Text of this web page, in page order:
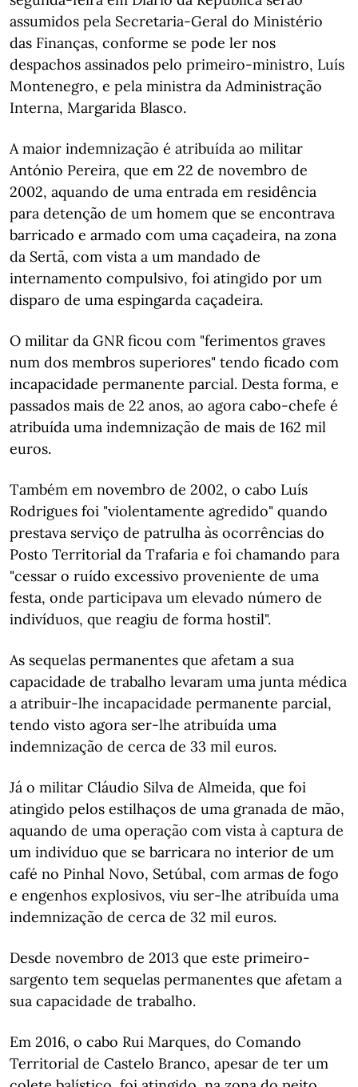
assumidos pela Secretaria-Geral do Ministério
das Finanças, conforme se pode ler nos
despachos assinados pelo primeiro-ministro, Luís
Montenegro, e pela ministra da Administração
Interna, Margarida Blasco.
A maior indemnização é atribuída ao militar
António Pereira, que em 22 de novembro de
2002, aquando de uma entrada em residência
para detenção de um homem que se encontrava
barricado e armado com uma caçadeira, na zona
da Sertã, com vista a um mandado de
internamento compulsivo, foi atingido por um
disparo de uma espingarda caçadeira.
O militar da GNR ficou com "ferimentos graves
num dos membros superiores" tendo ficado com
incapacidade permanente parcial. Desta forma, e
passados mais de 22 anos, ao agora cabo-chefe é
atribuída uma indemnização de mais de 162 mil
euros.
Também em novembro de 2002, o cabo Luís
Rodrigues foi "violentamente agredido" quando
prestava serviço de patrulha às ocorrências do
Posto Territorial da Trafaria e foi chamando para
"cessar o ruído excessivo proveniente de uma
festa, onde participava um elevado número de
indivíduos, que reagiu de forma hostil".
As sequelas permanentes que afetam a sua
capacidade de trabalho levaram uma junta médica
a atribuir-lhe incapacidade permanente parcial,
tendo visto agora ser-lhe atribuída uma
indemnização de cerca de 33 mil euros.
Já o militar Cláudio Silva de Almeida, que foi
atingido pelos estilhaços de uma granada de mão,
aquando de uma operação com vista à captura de
um indivíduo que se barricara no interior de um
café no Pinhal Novo, Setúbal, com armas de fogo
e engenhos explosivos, viu ser-lhe atribuída uma
indemnização de cerca de 32 mil euros.
Desde novembro de 2013 que este primeiro-
sargento tem sequelas permanentes que afetam a
sua capacidade de trabalho.
Em 2016, o cabo Rui Marques, do Comando
Territorial de Castelo Branco, apesar de ter um